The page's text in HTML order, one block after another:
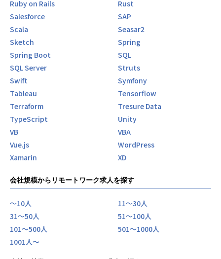
そして、そんな想いから生まれたのがふるさと納税総合サイ
ト 「ふるさとチョイス」 です。
ふるさと納税事業では、全国の90％以上となる1700を超え
る自治体と契約し、76万点の各地の特産品などのお礼の品を
掲載する「ふるさとチョイス」の月間PV数は2億PVを超えま
す。
（※2024年10月時点）
これまで培ってきた自治体ネットワークとメディア力を活か
して、ICTを通じて自治体職員の業務負担を軽減し、より付
事業」や「地域通貨事業」など、多角的な事業を展開してい
ます。
地域創生のソリューションカンパニーとして、これらの既存
伝統、習慣を守り、地域経済の発展に一翼を担うべく、中長
期の視点で地域課題を解決するための新事業へ投資をしてい
【事業内容】
■ふるさと納税事業
地域により多くの寄付金を届けるだけでなく、地域と寄付
者、地域と地域を繋げる取り組みを行っています。
Ruby on Rails
Rust
Salesforce
SAP
Scala
Seasar2
Sketch
Spring
Spring Boot
SQL
SQL Server
Struts
Swift
Symfony
Tableau
Tensorflow
Terraform
Tresure Data
TypeScript
Unity
VB
VBA
Vue.js
WordPress
Xamarin
XD
会社規模からリモートワーク求人を探す
〜10人
11〜30人
31〜50人
51〜100人
101〜500人
501〜1000人
1001人〜